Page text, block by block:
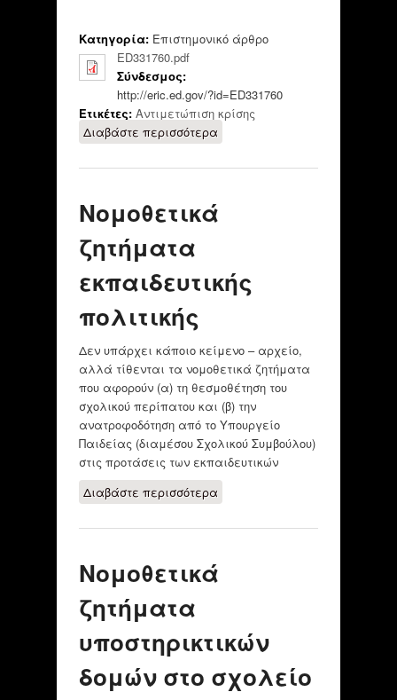
Κατηγορία: Επιστημονικό άρθρο
ED331760.pdf
Σύνδεσμος:
http://eric.ed.gov/?id=ED331760
Ετικέτες: Αντιμετώπιση κρίσης
Διαβάστε περισσότεραγια Towards a New
Educational Planning,
It In Practice.
Benavides Ilizaliturr,
Νομοθετικά
ζητήματα
εκπαιδευτικής
πολιτικής
Δεν υπάρχει κάποιο κείμενο – αρχείο,
αλλά τίθενται τα νομοθετικά ζητήματα
που αφορούν (α) τη θεσμοθέτηση του
σχολικού περίπατου και (β) την
ανατροφοδότηση από το Υπουργείο
Παιδείας (διαμέσου Σχολικού Συμβούλου)
στις προτάσεις των εκπαιδευτικών
Διαβάστε περισσότεραγια Νομοθετικά
εκπαιδευτικής
Νομοθετικά
ζητήματα
υποστηρικτικών
δομών στο σχολείο